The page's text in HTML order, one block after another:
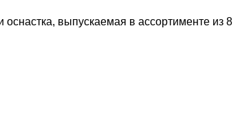
выпускаемая в ассортименте из 8